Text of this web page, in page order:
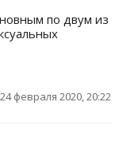
по двум из
24 февраля 2020, 20:22